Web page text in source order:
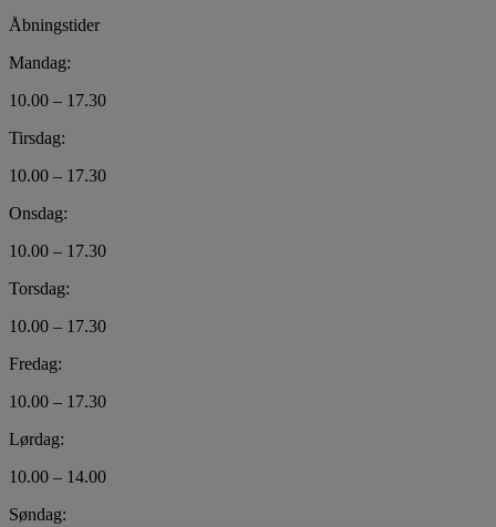
Åbningstider
Mandag:
10.00 – 17.30
Tirsdag:
10.00 – 17.30
Onsdag:
10.00 – 17.30
Torsdag:
10.00 – 17.30
Fredag:
10.00 – 17.30
Lørdag:
10.00 – 14.00
Søndag: